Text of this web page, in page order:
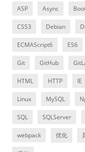
ASP Async
CSS3 Debian
ECMAScript6 ES6
Git GitHub
HTML HTTP IE
Linux MySQL
SQL SQLServer
webpack 优化